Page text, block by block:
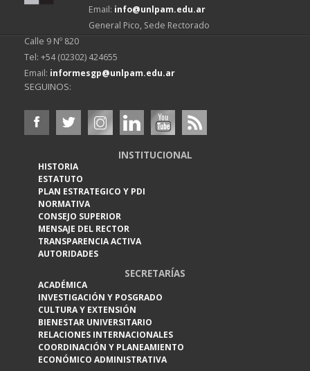
Email: info@unlpam.edu.ar
General Pico, Sede Rectorado
Calle 9 Nº 820
Tel: +54 (02302) 424655
Email: informesgp@unlpam.edu.ar
SEGUINOS:
INSTITUCIONAL
HISTORIA
ESTATUTO
PLAN ESTRATEGICO Y PDI
NORMATIVA
CONSEJO SUPERIOR
MENSAJE DEL RECTOR
TRANSPARENCIA ACTIVA
AUTORIDADES
SECRETARÍAS
ACADÉMICA
INVESTIGACIÓN Y POSGRADO
CULTURA Y EXTENSIÓN
BIENESTAR UNIVERSITARIO
RELACIONES INTERNACIONALES
COORDINACIÓN Y PLANEAMIENTO
ECONÓMICO ADMINISTRATIVA